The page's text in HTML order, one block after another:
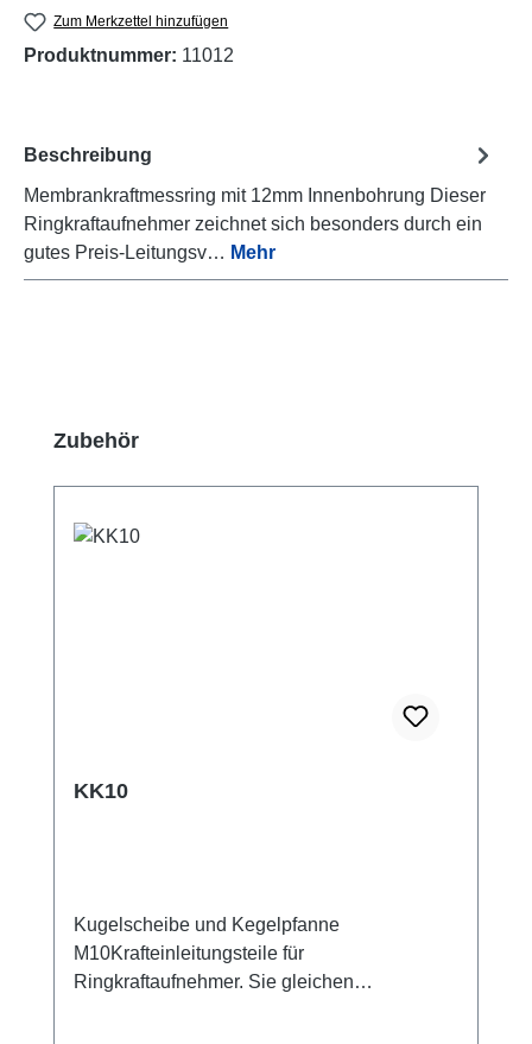
Zum Merkzettel hinzufügen
Produktnummer: 11012
Beschreibung
Membrankraftmessring mit 12mm Innenbohrung Dieser
Ringkraftaufnehmer zeichnet sich besonders durch ein
gutes Preis-Leitungsv… Mehr
Produktgalerie überspringen
Zubehör
KK10
Kugelscheibe und Kegelpfanne
M10Krafteinleitungsteile für
Ringkraftaufnehmer. Sie gleichen